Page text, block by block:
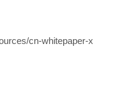
cn-whitepaper-x